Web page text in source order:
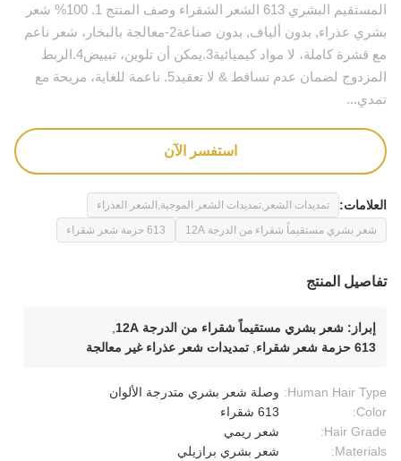
المستقيم البشري 613 الشعر الشقراء وصف المنتج 1. 100% شعر
بشري عذراء, بدون ألياف, بدون صناعة2-معالجة بالبخار، شعر ناعم
مع قشرة كاملة، لا مواد كيميائية3.يمكن أن تلوين، تبييض4.الربط
المزدوج لضمان عدم تساقط & لا تعقيد5. ناعمة للغاية، مريحة مع
تمدي...
استفسر الآن
العلامات:
تمديدات الشعر,تمديدات الشعر الموجية,الشعر العذراء
شعر بشري مستقيماً شقراء من الدرجة 12A
613 حزمة شعر شقراء
تفاصيل المنتج
إبراز: شعر بشري مستقيماً شقراء من الدرجة 12A
613 حزمة شعر شقراء
تمديدات شعر عذراء غير معالجة
Human Hair Type:
وصلة شعر بشري متدرجة الألوان
Color:
613 شقراء
Hair Grade:
شعر ريمي
Materials:
شعر بشري برازيلي